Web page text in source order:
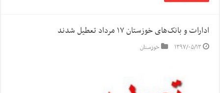
ادارات و بانک‌های خوزستان ۱۷ مرداد تعطیل شدند
۱۳۹۷/۰۵/۱۳ خوزستان